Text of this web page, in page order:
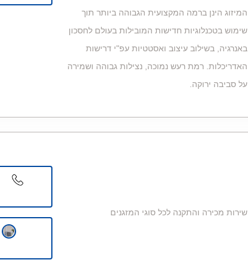
המיזוג הינן ברמה המקצועית הגבוהה ביותר תוך
שימוש בטכנלוגיות חדישות המובילות בעולם לחסכון
באנרגיה, בשילוב עיצוב ואסטטיות עפ"י דרישות
האדריכלות. רמת רעש נמוכה, נצילות גבוהה ושמירה
על סביבה ירוקה.
שירות מכירה והתקנה לכל סוגי המזגנים